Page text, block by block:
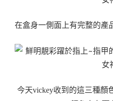
在盒身一側面上有完整的產
今天vickey收到的這三種顏